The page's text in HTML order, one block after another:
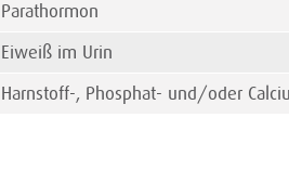
Parathormon
Eiweiß im Urin
Harnstoff-, Phosphat- und/oder